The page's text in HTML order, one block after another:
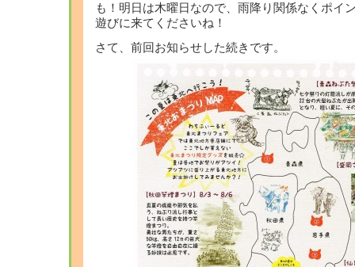
も！明日は木曜日なので、雨降り関係なくポイ
遊びに来てくださいね！
さて、前回お知らせした続きです。